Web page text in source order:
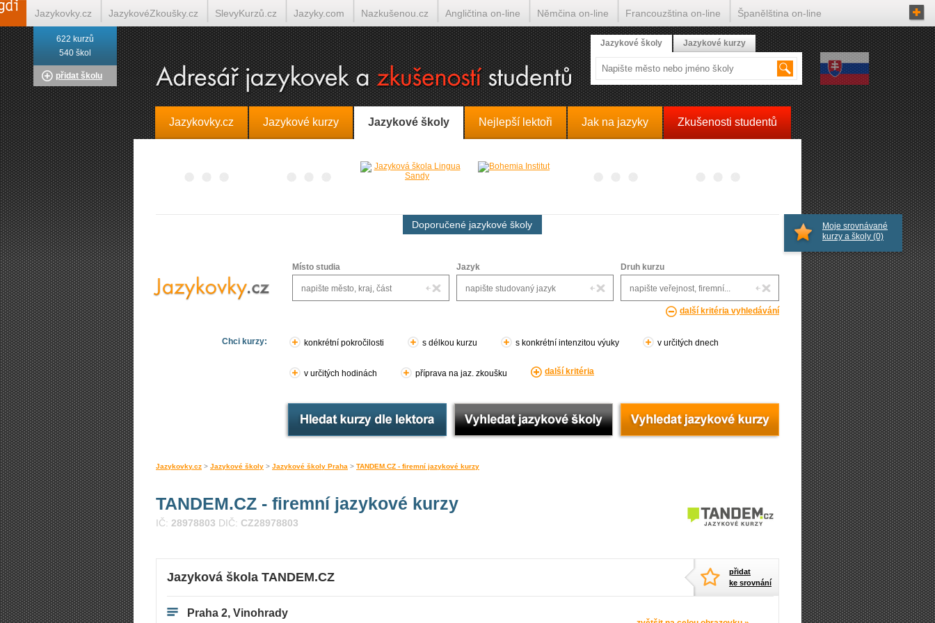
Jazykovky.cz Jazykové kurzy Jazykové školy Nejlepší lektoři Jak na jazyky Zkušenosti studentů
Doporučené jazykové školy
Místo studia Jazyk Druh kurzu
další kritéria vyhledávání
Chci kurzy: konkrétní pokročilosti s délkou kurzu s konkrétní intenzitou výuky v určitých dnech
v určitých hodinách příprava na jaz. zkoušku další kritéria
Jazykovky.cz > Jazykové školy > Jazykové školy Praha > TANDEM.CZ - firemní jazykové kurzy
TANDEM.CZ - firemní jazykové kurzy
IČ: 28978803 DIČ: CZ28978803
Jazyková škola TANDEM.CZ
přidat
ke srovnání
Praha 2, Vinohrady
Moje srovnávané
kurzy a školy (0)
622 kurzů
540 škol
přidat školu
Jazykové školy Jazykové kurzy
Jazykovky.cz JazykovéZkoušky.cz SlevyKurzů.cz Jazyky.com Nazkušenou.cz Angličtina on-line Němčina on-line Francouzština on-line Španělština on-line
Italština on-line Tlumočení-Překlady.cz Překládá.cz Tlumočí.cz